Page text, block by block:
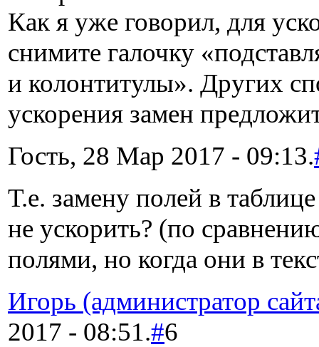
Как я уже говорил, для
снимите галочку
и колонтитулы». Других
ускорения замен
Гость, 28 Мар 2017 - 09:13.
Т.е. замену полей в
не ускорить? (по
полями, но когда они в
Игорь (администратор
2017 - 08:51.#6